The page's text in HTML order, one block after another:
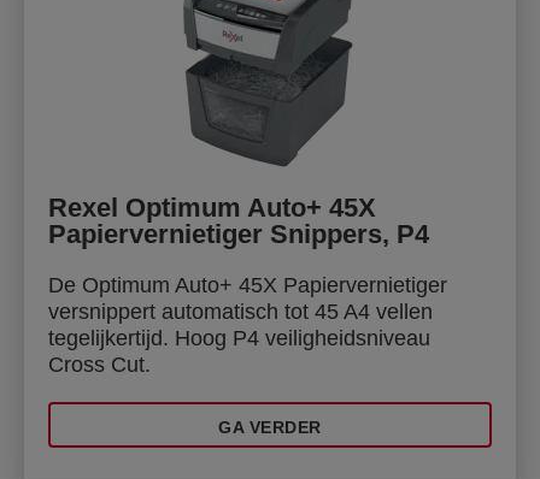
Rexel Optimum Auto+ 45X
Papiervernietiger Snippers, P4
De Optimum Auto+ 45X Papiervernietiger
versnippert automatisch tot 45 A4 vellen
tegelijkertijd. Hoog P4 veiligheidsniveau
Cross Cut.
GA VERDER